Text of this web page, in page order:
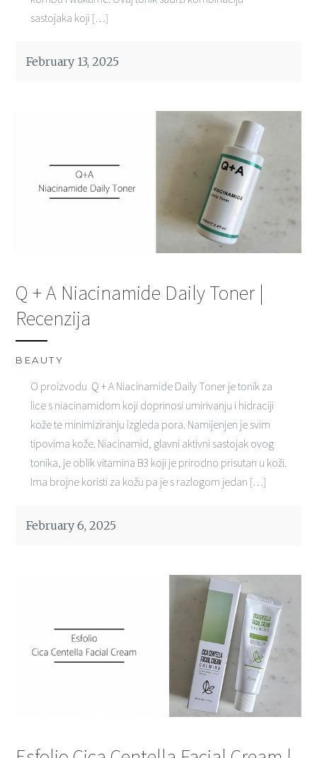
sastojaka koji […]
February 13, 2025
Q + A Niacinamide Daily Toner |
Recenzija
BEAUTY
O proizvodu Q + A Niacinamide Daily Toner je tonik za
lice s niacinamidom koji doprinosi umirivanju i hidraciji
kože te minimiziranju izgleda pora. Namijenjen je svim
tipovima kože. Niacinamid, glavni aktivni sastojak ovog
tonika, je oblik vitamina B3 koji je prirodno prisutan u koži.
Ima brojne koristi za kožu pa je s razlogom jedan […]
February 6, 2025